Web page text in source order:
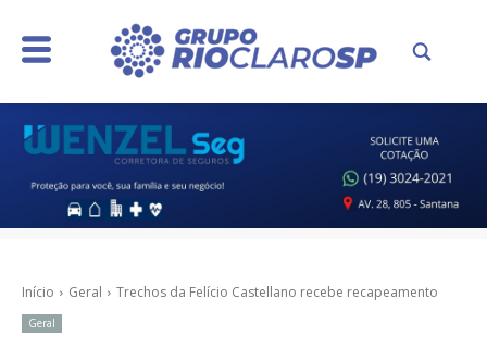
Início Geral Trechos da Felício Castellano recebe recapeamento
Geral